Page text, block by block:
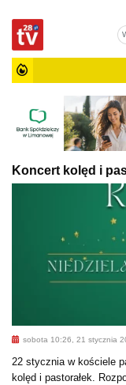
Koncert kolęd i
sobota 10:26, 21 stycznia
22 stycznia w kościele
kolęd i pastorałek.